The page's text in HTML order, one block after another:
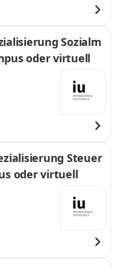
Sozialm
oder virtuell
Steuer
oder virtuell